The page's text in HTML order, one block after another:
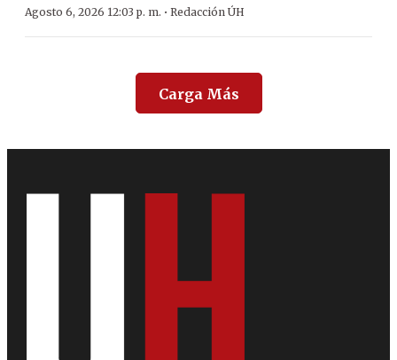
Agosto 6, 2026 12:03 p. m. · Redacción ÚH
Carga Más